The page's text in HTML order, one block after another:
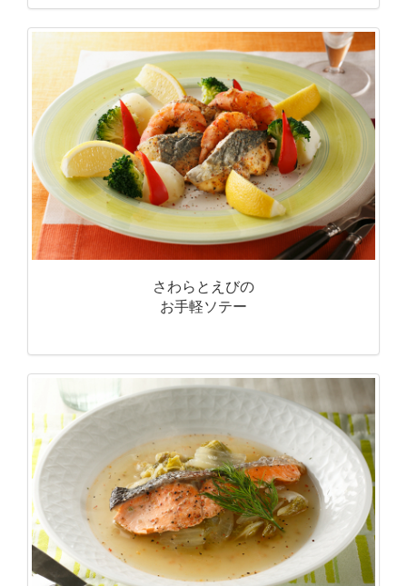
さわらとえびの
お手軽ソテー